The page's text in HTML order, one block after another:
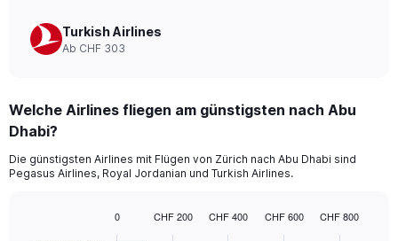
Turkish Airlines
Ab CHF 303
Welche Airlines fliegen am günstigsten nach Abu
Dhabi?
Die günstigsten Airlines mit Flügen von Zürich nach Abu Dhabi sind
Pegasus Airlines, Royal Jordanian und Turkish Airlines.
0 CHF 200 CHF 400 CHF 600 CHF 800